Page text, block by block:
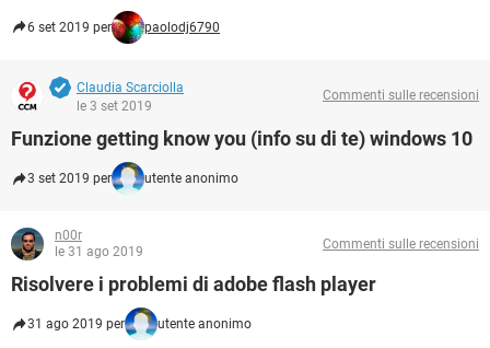
6 set 2019 per paolodj6790
Claudia Scarciolla
le 3 set 2019
Commenti sulle recensioni
Funzione getting know you (info su di te) windows 10
3 set 2019 per utente anonimo
n00r
le 31 ago 2019
Commenti sulle recensioni
Risolvere i problemi di adobe flash player
31 ago 2019 per utente anonimo